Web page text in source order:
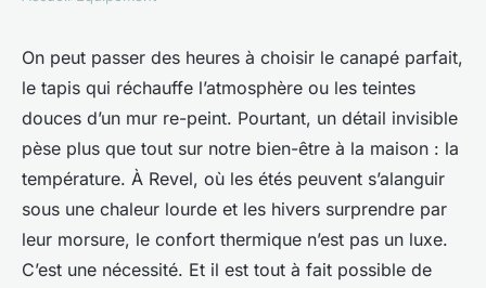
ÉQUIPEMENT
L'importance d'une
climatisation efficace à Revel
pour votre confort
Fabien•01/05/2026 17:34•10 min de lecture
On peut passer des heures à choisir le canapé parfait,
le tapis qui réchauffe l’atmosphère ou les teintes
douces d’un mur re-peint. Pourtant, un détail invisible
pèse plus que tout sur notre bien-être à la maison : la
température. À Revel, où les étés peuvent s’alanguir
sous une chaleur lourde et les hivers surprendre par
leur morsure, le confort thermique n’est pas un luxe.
C’est une nécessité. Et il est tout à fait possible de